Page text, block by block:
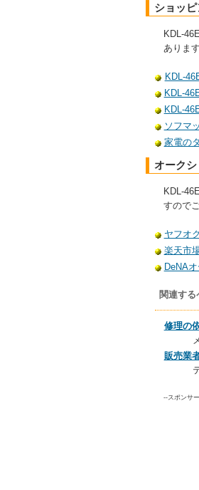
ショッ
KDL-
ありま
KDL-
KDL-
KDL-
ソフマ
家電の
オーク
KDL-
すので
ヤフオ
楽天市
DeNA
関連する
修理の
販売業
--スポンサ